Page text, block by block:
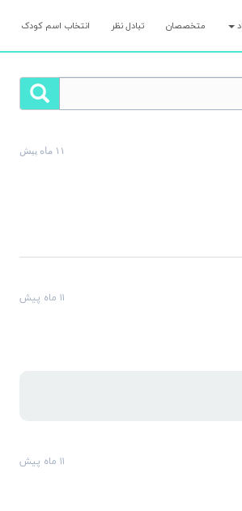
متخصصان تبادل نظر انتخاب اسم کودک
۱۱ ماه پیش
۱۱ ماه پیش
۱۱ ماه پیش